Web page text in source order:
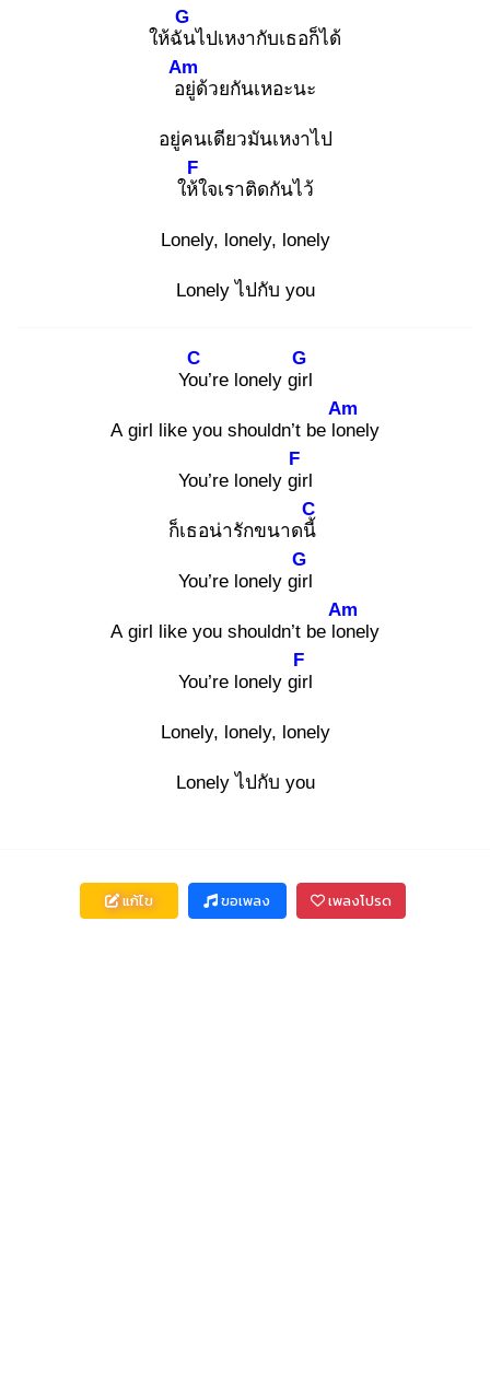
ให้ฉัน
G
ไปเหงากับเธอก็ได้
อยู่
Am
ด้วยกันเหอะนะ
อยู่คนเดียวมันเหงาไป
ให้ใ
F
จเราติดกันไว้
Lonely, lonely, lonely
Lonely ไปกับ you
You
C
’re lonely girl
G
A girl like you shouldn’t be lon
Am
ely
You’re lonely gir
F
l
ก็เธอน่ารักขนาดนี้
C
You’re lonely girl
G
A girl like you shouldn’t be lon
Am
ely
You’re lonely girl
F
Lonely, lonely, lonely
Lonely ไปกับ you
แก้ไข ขอเพลง เพลงโปรด